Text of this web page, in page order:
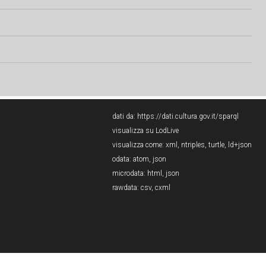
dati da: https://dati.cultura.gov.it/sparql
visualizza su LodLive
visualizza come: xml , ntriples, turtle, ld+json
odata: atom, json
microdata: html , json
rawdata: csv, cxml